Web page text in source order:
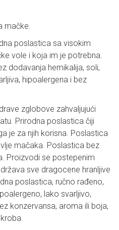
mačke.
poslastica sa visokim
vole i koja im je potrebna.
dodavanja hemikalija, soli,
hipoalergena i bez
zglobove zahvaljujući
Prirodna poslastica čiji
je za njih korisna. Poslastica
mačaka. Poslastica bez
Proizvodi se postepenim
sve dragocene hranljive
poslastica, ručno rađeno,
lako svarljivo,
konzervansa, aroma ili boja,